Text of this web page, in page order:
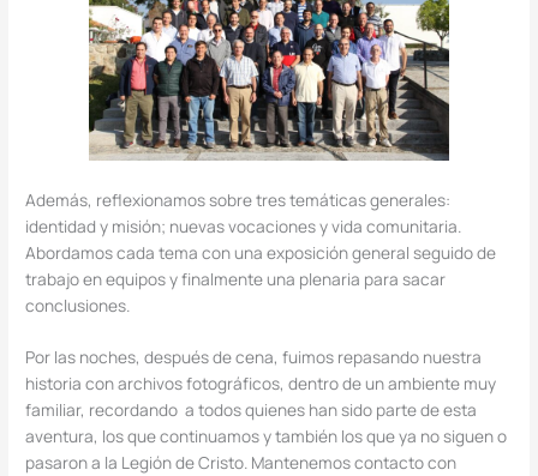
Además, reflexionamos sobre tres temáticas generales:
identidad y misión; nuevas vocaciones y vida comunitaria.
Abordamos cada tema con una exposición general seguido de
trabajo en equipos y finalmente una plenaria para sacar
conclusiones.
Por las noches, después de cena, fuimos repasando nuestra
historia con archivos fotográficos, dentro de un ambiente muy
familiar, recordando a todos quienes han sido parte de esta
aventura, los que continuamos y también los que ya no siguen o
pasaron a la Legión de Cristo. Mantenemos contacto con